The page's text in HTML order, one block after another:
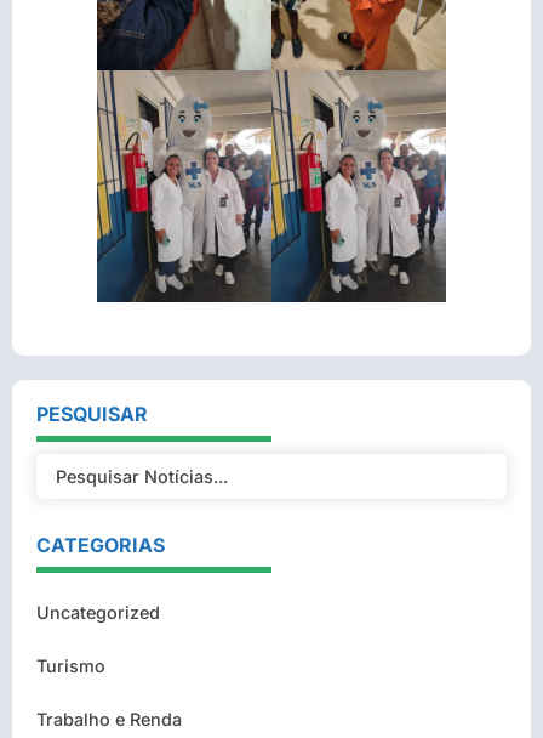
PESQUISAR
CATEGORIAS
Uncategorized
Turismo
Trabalho e Renda